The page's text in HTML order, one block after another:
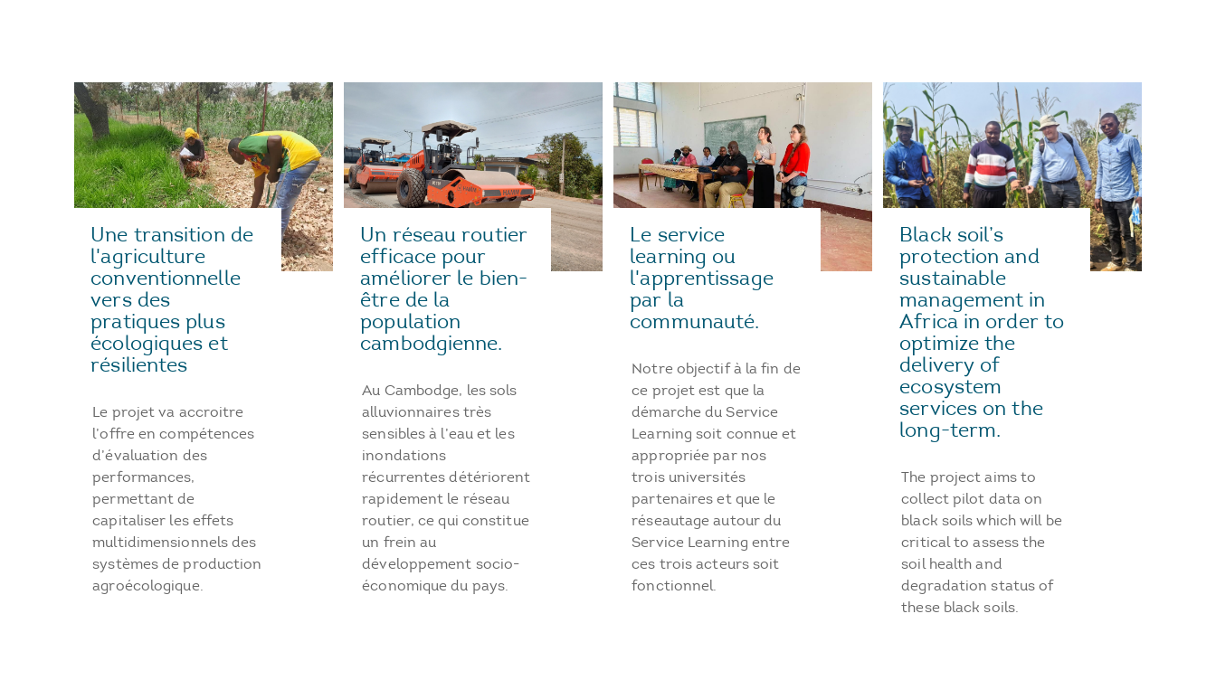
Une transition de
l'agriculture
conventionnelle
vers des
pratiques plus
écologiques et
résilientes
Le projet va accroitre
l’offre en compétences
d’évaluation des
performances,
permettant de
capitaliser les effets
multidimensionnels des
systèmes de production
agroécologique.
Un réseau routier
efficace pour
améliorer le bien-
être de la
population
cambodgienne.
Au Cambodge, les sols
alluvionnaires très
sensibles à l’eau et les
inondations
récurrentes détériorent
rapidement le réseau
routier, ce qui constitue
un frein au
développement socio-
économique du pays.
Le service
learning ou
l'apprentissage
par la
communauté.
Notre objectif à la fin de
ce projet est que la
démarche du Service
Learning soit connue et
appropriée par nos
trois universités
partenaires et que le
réseautage autour du
Service Learning entre
ces trois acteurs soit
fonctionnel.
Black soil’s
protection and
sustainable
management in
Africa in order to
optimize the
delivery of
ecosystem
services on the
long-term.
The project aims to
collect pilot data on
black soils which will be
critical to assess the
soil health and
degradation status of
these black soils.